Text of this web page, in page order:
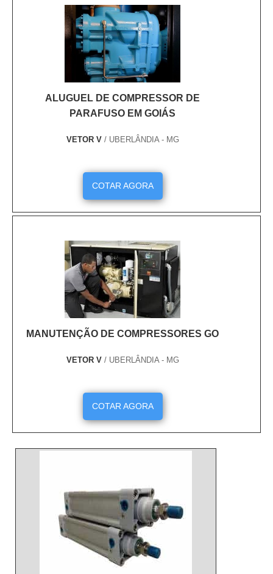
duradouro e confiável, permitindo que você trabalhe
com segurança e eficiência.
ALUGUEL DE COMPRESSOR DE
PARAFUSO EM GOIÁS
VETOR V / UBERLÂNDIA - MG
COTAR AGORA
MANUTENÇÃO DE COMPRESSORES GO
VETOR V / UBERLÂNDIA - MG
COTAR AGORA